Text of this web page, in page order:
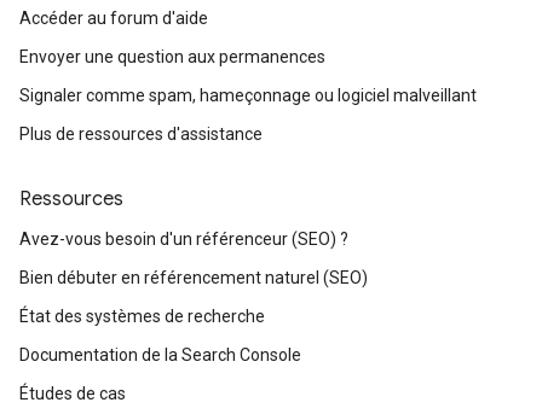
Accéder au forum d'aide
Envoyer une question aux permanences
Signaler comme spam, hameçonnage ou logiciel malveillant
Plus de ressources d'assistance
Ressources
Avez-vous besoin d'un référenceur (SEO) ?
Bien débuter en référencement naturel (SEO)
État des systèmes de recherche
Documentation de la Search Console
Études de cas